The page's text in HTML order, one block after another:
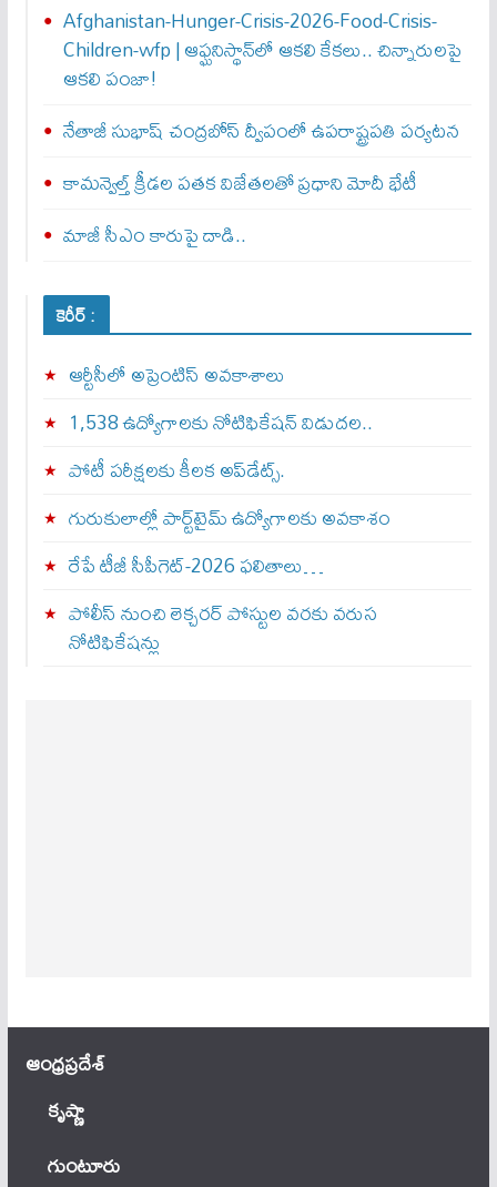
Afghanistan-Hunger-Crisis-2026-Food-Crisis-
Children-wfp | ఆఫ్ఘనిస్థాన్‌లో ఆకలి కేకలు.. చిన్నారులపై
ఆకలి పంజా!
నేతాజీ సుభాష్ చంద్రబోస్ ద్వీపంలో ఉపరాష్ట్రపతి పర్యటన
కామన్వెల్త్‌ క్రీడల పతక విజేతలతో ప్రధాని మోదీ భేటీ
మాజీ సీఎం కారుపై దాడి..
కెరీర్ :
ఆర్టీసీలో అప్రెంటిస్‌ అవకాశాలు
1,538 ఉద్యోగాలకు నోటిఫికేషన్ విడుదల..
పోటీ పరీక్షలకు కీలక అప్‌డేట్స్.
గురుకులాల్లో పార్ట్‌టైమ్ ఉద్యోగాలకు అవకాశం
రేపే టీజీ సీపీగెట్‌-2026 ఫలితాలు…
పోలీస్ నుంచి లెక్చరర్ పోస్టుల వరకు వరుస
నోటిఫికేషన్లు
ఆంధ్ర‌ప్ర‌దేశ్
కృష్ణా
గుంటూరు